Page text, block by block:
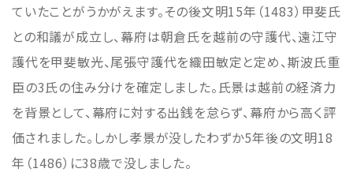
ていたことがうかがえます。その後文明15年（1483）甲斐氏
との和議が成立し、幕府は朝倉氏を越前の守護代、遠江守
護代を甲斐敏光、尾張守護代を織田敏定と定め、斯波氏重
臣の3氏の住み分けを確定しました。氏景は越前の経済力
を背景として、幕府に対する出銭を怠らず、幕府から高く評
価されました。しかし孝景が没したわずか5年後の文明18
年（1486）に38歳で没しました。